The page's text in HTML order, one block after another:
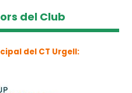
del Club
del CT Urgell: